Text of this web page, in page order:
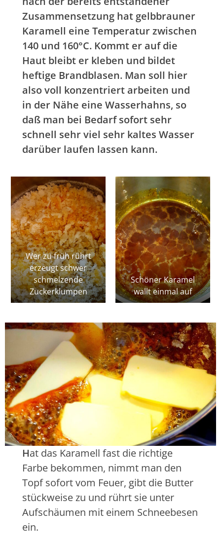
Zusammensetzung hat gelbbrauner
Karamell eine Temperatur zwischen
140 und 160°C. Kommt er auf die
Haut bleibt er kleben und bildet
heftige Brandblasen. Man soll hier
also voll konzentriert arbeiten und
in der Nähe eine Wasserhahns, so
daß man bei Bedarf sofort sehr
schnell sehr viel sehr kaltes Wasser
darüber laufen lassen kann.
Wer zu früh rührt
erzeugt schwer
schmelzende
Zuckerklumpen
Schöner Karamel
wallt einmal auf
Hat das Karamell fast die richtige
Farbe bekommen, nimmt man den
Topf sofort vom Feuer, gibt die Butter
stückweise zu und rührt sie unter
Aufschäumen mit einem Schneebesen
ein.